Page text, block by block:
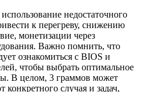
недостаточного
к перегреву, снижению
монетизации через
Важно помнить, что
ознакомиться с BIOS и
чтобы выбрать оптимальное
В целом, 3 граммов может
конкретного случая и задач,